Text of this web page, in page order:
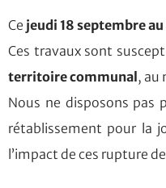
Ce jeudi 18 septembre
Ces travaux sont
territoire communal , au
Nous ne disposons pas
rétablissement pour la
l’impact de ces rupture